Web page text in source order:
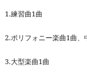
1.練習曲1曲
2.ポリフォニー楽曲1曲、
3.大型楽曲1曲